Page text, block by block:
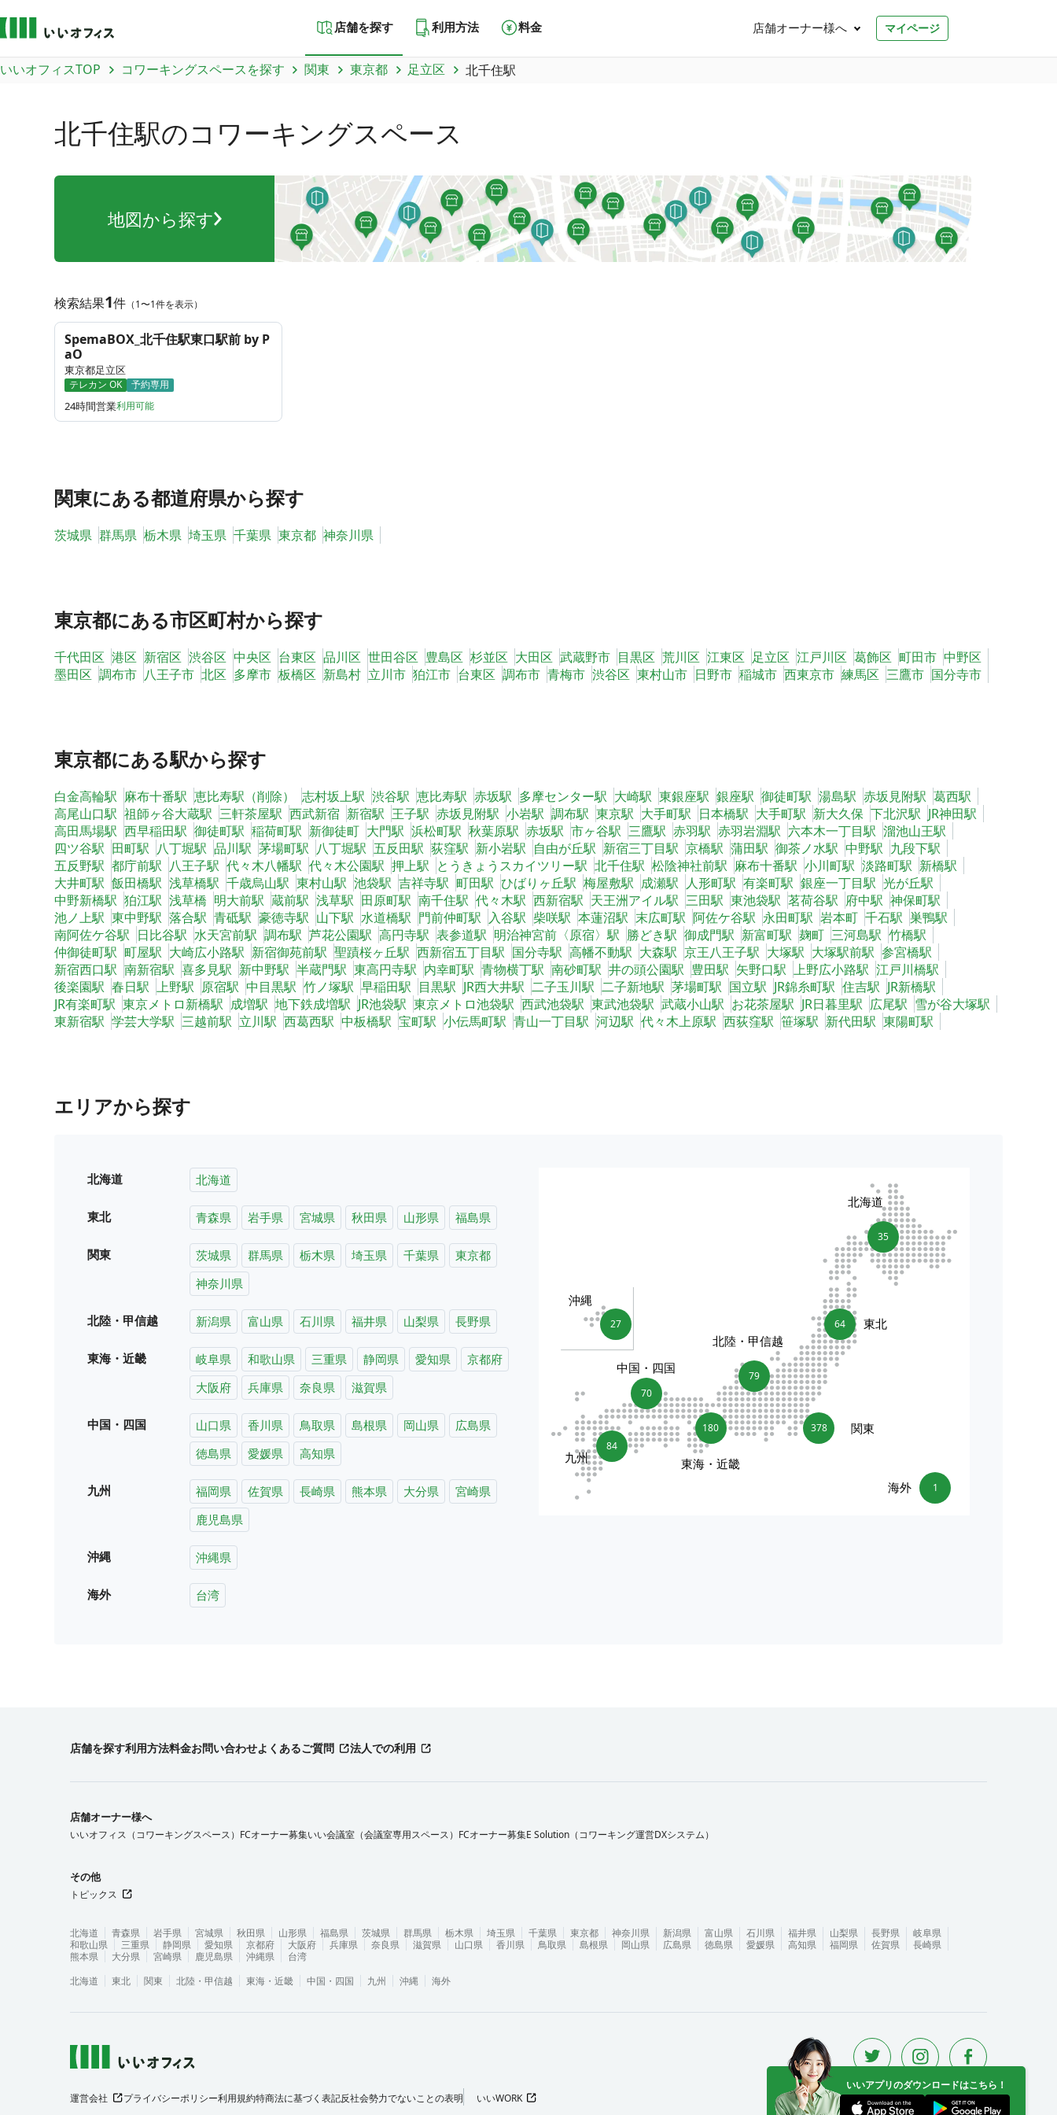
店舗を探す 利用方法 料金 店舗オーナー様へ マイページ
いいオフィスTOP コワーキングスペースを探す 関東 東京都 足立区 北千住駅
北千住駅のコワーキングスペース
地図から探す
検索結果1件 （1〜1件を表示）
SpemaBOX_北千住駅東口駅前 by P
aO
東京都足立区
テレカン OK 予約専用
24時間営業利用可能
関東にある都道府県から探す
茨城県 群馬県 栃木県 埼玉県 千葉県 東京都 神奈川県
東京都にある市区町村から探す
千代田区 港区 新宿区 渋谷区 中央区 台東区 品川区 世田谷区 豊島区 杉並区 大田区 武蔵野市 目黒区 荒川区 江東区 足立区 江戸川区 葛飾区 町田市 中野区
墨田区 調布市 八王子市 北区 多摩市 板橋区 新島村 立川市 狛江市 台東区 調布市 青梅市 渋谷区 東村山市 日野市 稲城市 西東京市 練馬区 三鷹市 国分寺市
東京都にある駅から探す
白金高輪駅 麻布十番駅 恵比寿駅（削除） 志村坂上駅 渋谷駅 恵比寿駅 赤坂駅 多摩センター駅 大崎駅 東銀座駅 銀座駅 御徒町駅 湯島駅 赤坂見附駅 葛西駅
高尾山口駅 祖師ヶ谷大蔵駅 三軒茶屋駅 西武新宿 新宿駅 王子駅 赤坂見附駅 小岩駅 調布駅 東京駅 大手町駅 日本橋駅 大手町駅 新大久保 下北沢駅 JR神田駅
高田馬場駅 西早稲田駅 御徒町駅 稲荷町駅 新御徒町 大門駅 浜松町駅 秋葉原駅 赤坂駅 市ヶ谷駅 三鷹駅 赤羽駅 赤羽岩淵駅 六本木一丁目駅 溜池山王駅
四ツ谷駅 田町駅 八丁堀駅 品川駅 茅場町駅 八丁堀駅 五反田駅 荻窪駅 新小岩駅 自由が丘駅 新宿三丁目駅 京橋駅 蒲田駅 御茶ノ水駅 中野駅 九段下駅
五反野駅 都庁前駅 八王子駅 代々木八幡駅 代々木公園駅 押上駅 とうきょうスカイツリー駅 北千住駅 松陰神社前駅 麻布十番駅 小川町駅 淡路町駅 新橋駅
大井町駅 飯田橋駅 浅草橋駅 千歳烏山駅 東村山駅 池袋駅 吉祥寺駅 町田駅 ひばりヶ丘駅 梅屋敷駅 成瀬駅 人形町駅 有楽町駅 銀座一丁目駅 光が丘駅
中野新橋駅 狛江駅 浅草橋 明大前駅 蔵前駅 浅草駅 田原町駅 南千住駅 代々木駅 西新宿駅 天王洲アイル駅 三田駅 東池袋駅 茗荷谷駅 府中駅 神保町駅
池ノ上駅 東中野駅 落合駅 青砥駅 豪徳寺駅 山下駅 水道橋駅 門前仲町駅 入谷駅 柴咲駅 本蓮沼駅 末広町駅 阿佐ケ谷駅 永田町駅 岩本町 千石駅 巣鴨駅
南阿佐ケ谷駅 日比谷駅 水天宮前駅 調布駅 芦花公園駅 高円寺駅 表参道駅 明治神宮前〈原宿〉駅 勝どき駅 御成門駅 新富町駅 麹町 三河島駅 竹橋駅
仲御徒町駅 町屋駅 大崎広小路駅 新宿御苑前駅 聖蹟桜ヶ丘駅 西新宿五丁目駅 国分寺駅 高幡不動駅 大森駅 京王八王子駅 大塚駅 大塚駅前駅 参宮橋駅
新宿西口駅 南新宿駅 喜多見駅 新中野駅 半蔵門駅 東高円寺駅 内幸町駅 青物横丁駅 南砂町駅 井の頭公園駅 豊田駅 矢野口駅 上野広小路駅 江戸川橋駅
後楽園駅 春日駅 上野駅 原宿駅 中目黒駅 竹ノ塚駅 早稲田駅 目黒駅 JR西大井駅 二子玉川駅 二子新地駅 茅場町駅 国立駅 JR錦糸町駅 住吉駅 JR新橋駅
JR有楽町駅 東京メトロ新橋駅 成増駅 地下鉄成増駅 JR池袋駅 東京メトロ池袋駅 西武池袋駅 東武池袋駅 武蔵小山駅 お花茶屋駅 JR日暮里駅 広尾駅 雪が谷大塚駅
東新宿駅 学芸大学駅 三越前駅 立川駅 西葛西駅 中板橋駅 宝町駅 小伝馬町駅 青山一丁目駅 河辺駅 代々木上原駅 西荻窪駅 笹塚駅 新代田駅 東陽町駅
エリアから探す
北海道 北海道
東北 青森県 岩手県 宮城県 秋田県 山形県 福島県
関東 茨城県 群馬県 栃木県 埼玉県 千葉県
東京都
神奈川県
北陸・甲信越 新潟県 富山県 石川県 福井県 山梨県 長野県
東海・近畿 岐阜県 和歌山県 三重県 静岡県 愛知県
京都府
大阪府
兵庫県 奈良県 滋賀県
中国・四国 山口県 香川県 鳥取県 島根県 岡山県
広島県
徳島県
愛媛県 高知県
九州 福岡県 佐賀県 長崎県 熊本県 大分県
宮崎県
鹿児島県
沖縄 沖縄県
海外 台湾
35
北海道
64 東北
378 関東
79
北陸・甲信越
180
東海・近畿
70
中国・四国
84
九州
27
沖縄
1
海外
いいアプリのダウンロードはこちら！
店舗を探す利用方法料金お問い合わせよくあるご質問 法人での利用
店舗オーナー様へ
いいオフィス（コワーキングスペース）FCオーナー募集いい会議室（会議室専用スペース）FCオーナー募集E Solution（コワーキング運営DXシステム）
その他
トピックス
北海道 青森県 岩手県 宮城県 秋田県 山形県 福島県 茨城県 群馬県 栃木県 埼玉県 千葉県 東京都 神奈川県 新潟県 富山県 石川県 福井県 山梨県 長野県
岐阜県
和歌山県
三重県 静岡県 愛知県 京都府 大阪府 兵庫県 奈良県 滋賀県 山口県 香川県 鳥取県 島根県 岡山県 広島県 徳島県 愛媛県 高知県 福岡県 佐賀県
長崎県
熊本県
大分県 宮崎県 鹿児島県 沖縄県
台湾
北海道
東北 関東 北陸・甲信越 東海・近畿 中国・四国 九州 沖縄 海外
運営会社 プライバシーポリシー利用規約特商法に基づく表記反社会勢力でないことの表明 いいWORK